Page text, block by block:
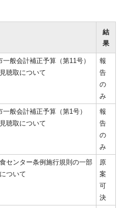
結
果
般会計補正予算（第11号）
聴取について
報
告
の
み
般会計補正予算（第1号）
聴取について
報
告
の
み
センター条例施行規則の一部
ついて
原
案
可
決